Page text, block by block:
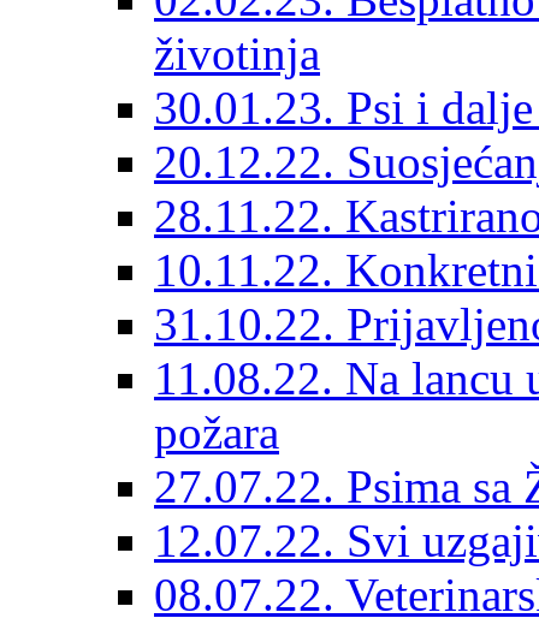
životinja
30.01.23. Psi i
20.12.22.
28.11.22.
10.11.22.
31.10.22.
11.08.22. Na
požara
27.07.22. Psima sa
12.07.22. Svi
08.07.22.